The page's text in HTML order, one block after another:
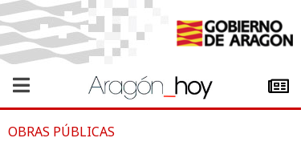
OBRAS PÚBLICAS